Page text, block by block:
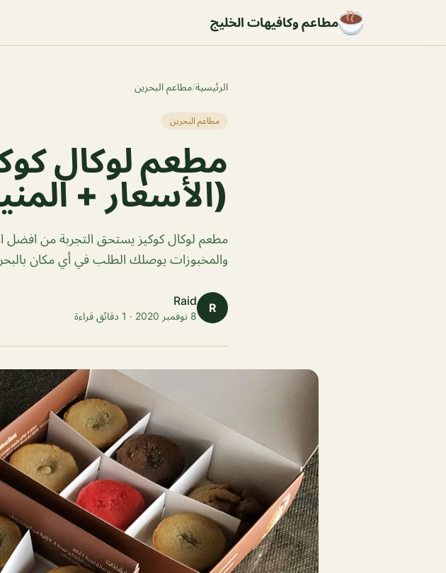
مطاعم وكافيهات الخليج
الرئيسية/مطاعم البحرين
مطاعم البحرين
مطعم لوكال
(الأسعار +
مطعم لوكال كوكيز يستحق التجربة من افضل
والمخبوزات يوصلك الطلب في أي مكان
R
Raid
8 نوفمبر 2020 · 1 دقائق قراءة